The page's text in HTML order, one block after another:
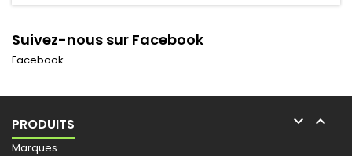
Suivez-nous sur Facebook
Facebook
PRODUITS  
Marques